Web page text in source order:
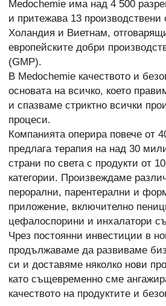
Medochemie има над 4 500
и притежава 13 производствени
Холандия и Виетнам,
европейските добри
(GMP).
В Medochemie качеството и
основата на всичко, което
и спазваме стриктно всички
процеси.
Компанията оперира повече от
предлага терапия на над 30
страни по света с продукти от
категории. Произвеждаме
перорални, парентерални и
приложение, включително
цефалоспорини и инхалатори
Чрез постоянни инвестиции в
продължаваме да развиваме
си и доставяме няколко нови
като същевременно сме
качеството на продуктите и